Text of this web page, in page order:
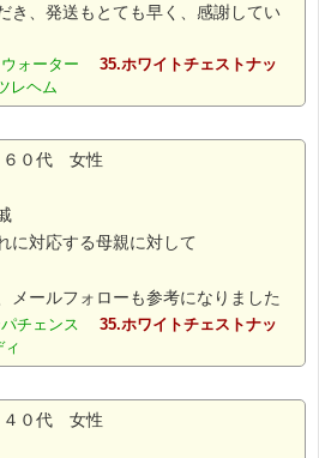
き、発送もとても早く、感謝してい
ォーター 35.ホワイトチェストナッ
レヘム
０代 女性
に対応する母親に対して
メールフォローも参考になりました
チェンス 35.ホワイトチェストナッ
ィ
０代 女性